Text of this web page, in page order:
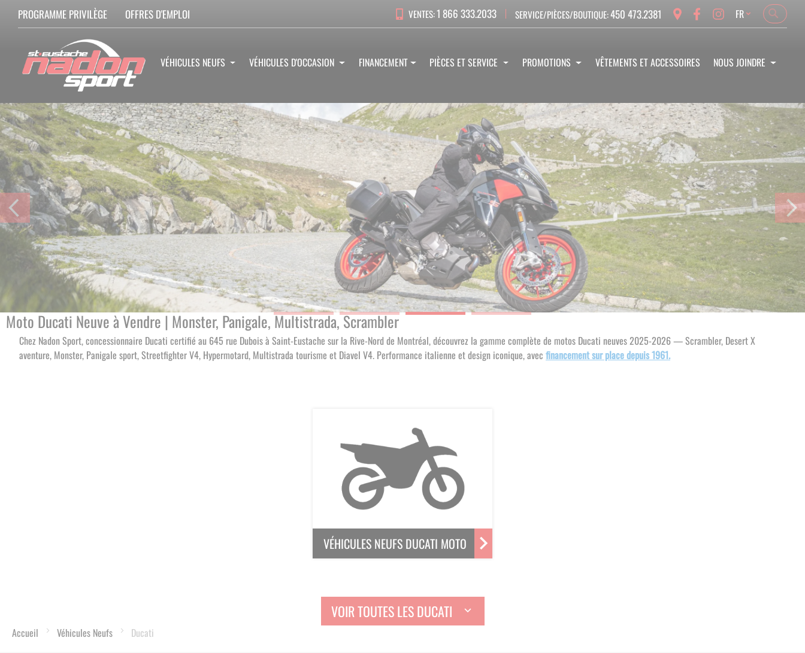
PROGRAMME PRIVILÈGE OFFRES D'EMPLOI VENTES:1 866 333.2033 SERVICE/PIÈCES/BOUTIQUE:450 473.2381
Search
Search
Language
FR
VÉHICULES NEUFS VÉHICULES D'OCCASION FINANCEMENT PIÈCES ET SERVICE PROMOTIONS VÊTEMENTS ET ACCESSOIRES NOUS JOINDRE
Moto Ducati Neuve à Vendre | Monster, Panigale, Multistrada, Scrambler
Chez Nadon Sport, concessionnaire Ducati certifié au 645 rue Dubois à Saint-Eustache sur la Rive-Nord de Montréal, découvrez la gamme complète de motos Ducati neuves 2025-2026 — Scrambler, Desert X
aventure, Monster, Panigale sport, Streetfighter V4, Hypermotard, Multistrada tourisme et Diavel V4. Performance italienne et design iconique, avec financement sur place depuis 1961.
VÉHICULES NEUFS DUCATI MOTO
VOIR TOUTES LES DUCATI
Accueil Véhicules Neufs Ducati